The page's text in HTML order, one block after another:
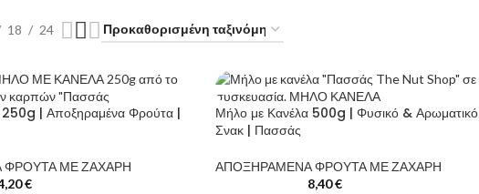
18 24
| Αποξηραμένα Φρούτα |
ΜΕ ΖΑΧΑΡΗ
€
Μήλο με Κανέλα 500g | Φυσικό & Αρωματικό
Σνακ | Πασσάς
ΑΠΟΞΗΡΑΜΕΝΑ ΦΡΟΥΤΑ ΜΕ ΖΑΧΑΡΗ
8,40€